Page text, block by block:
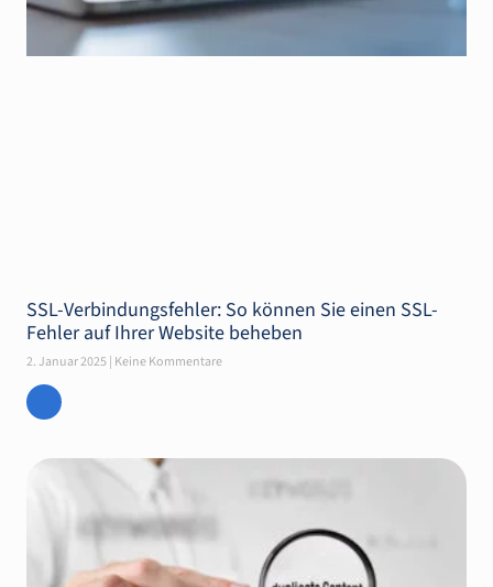
SSL-Verbindungsfehler: So können Sie einen SSL-
Fehler auf Ihrer Website beheben
2. Januar 2025 Keine Kommentare